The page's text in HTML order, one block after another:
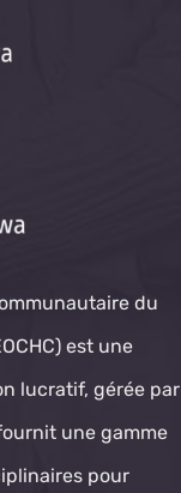
du
est une
lucratif, gérée par
une gamme
pour